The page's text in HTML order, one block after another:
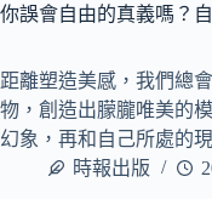
你誤會自由的真義嗎？
距離塑造美感，我們總
物，創造出朦朧唯美的
幻象，再和自己所處的
時報出版